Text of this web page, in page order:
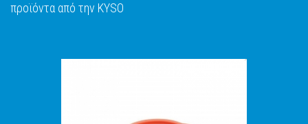
προϊόντα από την KYSO